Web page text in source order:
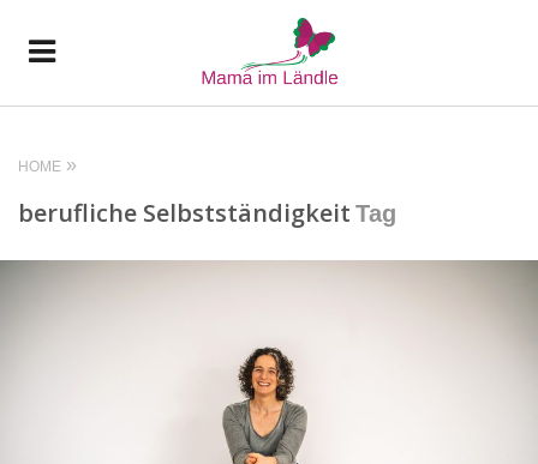
HOME
berufliche Selbstständigkeit Tag
READ MORE